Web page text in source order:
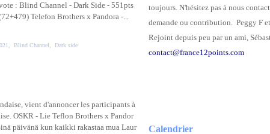
: Blind Channel - Dark Side - 551pts
Telefon Brothers x Pandora -...
Blind Channel Dark side
vient d'annoncer les participants à
OSKR - Lie Teflon Brothers x Pandor
päivänä kun kaikki rakastaa mua Laur
toujours. N'hésitez pas à nous
demande ou contribution. Peggy F
Rejoint depuis peu par un ami,
contact@france12points.com
Calendrier